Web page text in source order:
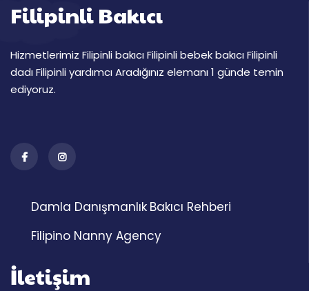
Filipinli Bakıcı
Hizmetlerimiz Filipinli bakıcı Filipinli bebek bakıcı Filipinli
dadı Filipinli yardımcı Aradığınız elemanı 1 günde temin
ediyoruz.
Damla Danışmanlık Bakıcı Rehberi
Filipino Nanny Agency
İletişim